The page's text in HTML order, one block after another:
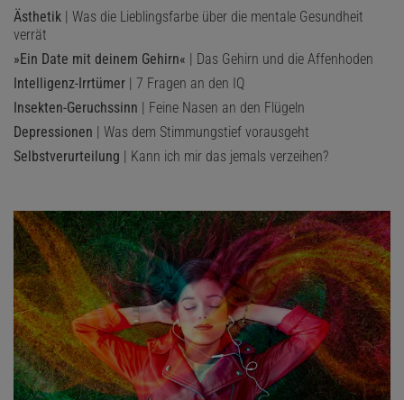
Ästhetik | Was die Lieblingsfarbe über die mentale Gesundheit
verrät
»Ein Date mit deinem Gehirn« | Das Gehirn und die Affenhoden
Intelligenz-Irrtümer | 7 Fragen an den IQ
Insekten-Geruchssinn | Feine Nasen an den Flügeln
Depressionen | Was dem Stimmungstief vorausgeht
Selbstverurteilung | Kann ich mir das jemals verzeihen?